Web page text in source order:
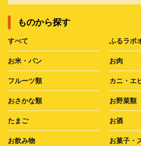
ものから探す
すべて ふるラボ
お米・パン お肉
フルーツ類 カニ・エ
おさかな類 お野菜類
たまご お酒
お飲み物 お菓子・